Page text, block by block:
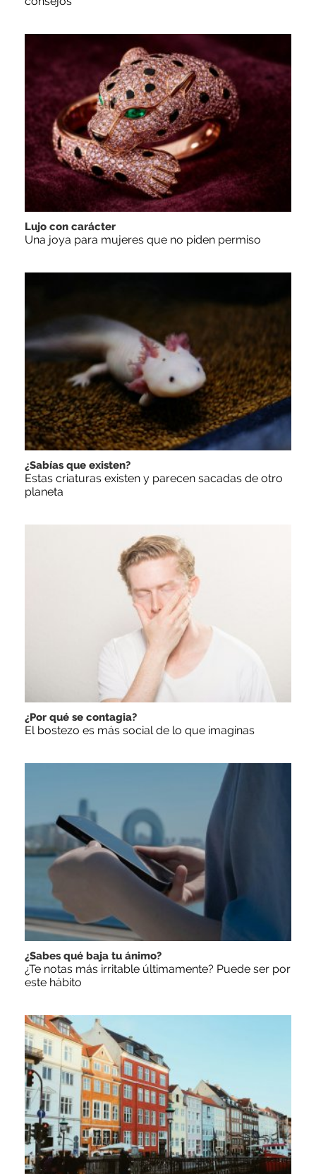
Lujo con carácter
Una joya para mujeres que no piden permiso
¿Sabías que existen?
Estas criaturas existen y parecen sacadas de otro
planeta
¿Por qué se contagia?
El bostezo es más social de lo que imaginas
¿Sabes qué baja tu ánimo?
¿Te notas más irritable últimamente? Puede ser por
este hábito